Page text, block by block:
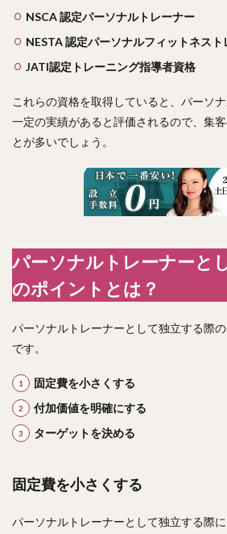
NSCA 認定パーソナルトレーナー
NESTA 認定パーソナルフィットネスト
JATI認定トレーニング指導者資格
これらの資格を取得していると、パーソ
一定の実績があると評価されるので、集
とが多いでしょう。
パーソナルトレーナーと
のポイントとは？
パーソナルトレーナーとして独立する際
です。
固定費を小さくする
付加価値を明確にする
ターゲットを決める
固定費を小さくする
パーソナルトレーナーとして独立する際